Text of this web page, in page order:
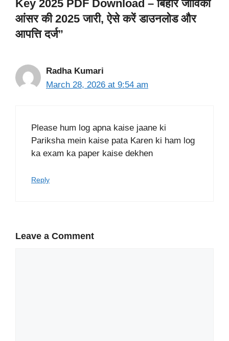
Key 2025 PDF Download – बिहार जीविका
आंसर की 2025 जारी, ऐसे करें डाउनलोड और
आपत्ति दर्ज”
Radha Kumari
March 28, 2026 at 9:54 am
Please hum log apna kaise jaane ki
Pariksha mein kaise pata Karen ki ham log
ka exam ka paper kaise dekhen
Reply
Leave a Comment